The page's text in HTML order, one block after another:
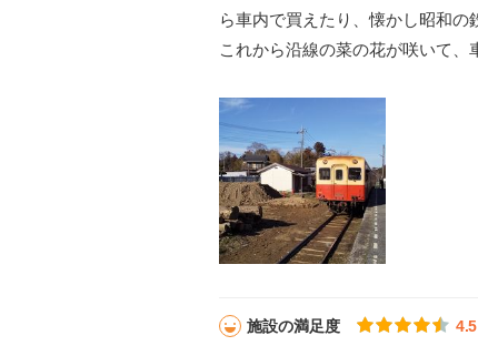
ら車内で買えたり、懐かし昭和の
これから沿線の菜の花が咲いて、
施設の満足度 4.5